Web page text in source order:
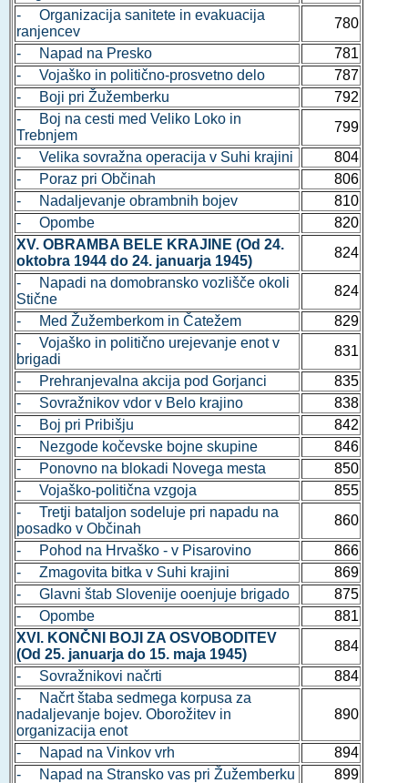
- Organizacija sanitete in evakuacija
ranjencev
780
- Napad na Presko
781
- Vojaško in politično-prosvetno delo
787
- Boji pri Žužemberku
792
- Boj na cesti med Veliko Loko in
Trebnjem
799
- Velika sovražna operacija v Suhi krajini
804
- Poraz pri Občinah
806
- Nadaljevanje obrambnih bojev
810
- Opombe
820
XV. OBRAMBA BELE KRAJINE (Od 24.
oktobra 1944 do 24. januarja 1945)
824
- Napadi na domobransko vozlišče okoli
Stične
824
- Med Žužemberkom in Čatežem
829
- Vojaško in politično urejevanje enot v
brigadi
831
- Prehranjevalna akcija pod Gorjanci
835
- Sovražnikov vdor v Belo krajino
838
- Boj pri Pribišju
842
- Nezgode kočevske bojne skupine
846
- Ponovno na blokadi Novega mesta
850
- Vojaško-politična vzgoja
855
- Tretji bataljon sodeluje pri napadu na
posadko v Občinah
860
- Pohod na Hrvaško - v Pisarovino
866
- Zmagovita bitka v Suhi krajini
869
- Glavni štab Slovenije ooenjuje brigado
875
- Opombe
881
XVI. KONČNI BOJI ZA OSVOBODITEV
(Od 25. januarja do 15. maja 1945)
884
- Sovražnikovi načrti
884
- Načrt štaba sedmega korpusa za
nadaljevanje bojev. Oborožitev in
organizacija enot
890
- Napad na Vinkov vrh
894
- Napad na Stransko vas pri Žužemberku
899